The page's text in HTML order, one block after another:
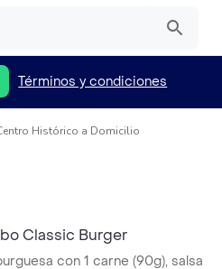
Términos y condiciones
Histórico a Domicilio
Classic Burger
con 1 carne (90g), salsa